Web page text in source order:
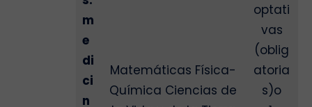
m
e
di
ci
n
Matemáticas Física-
Química Ciencias de
optati
vas
(oblig
atoria
s)o